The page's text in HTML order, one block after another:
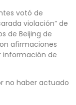
votó de
violación” de
de Beijing de
afirmaciones
información de
no haber actuado